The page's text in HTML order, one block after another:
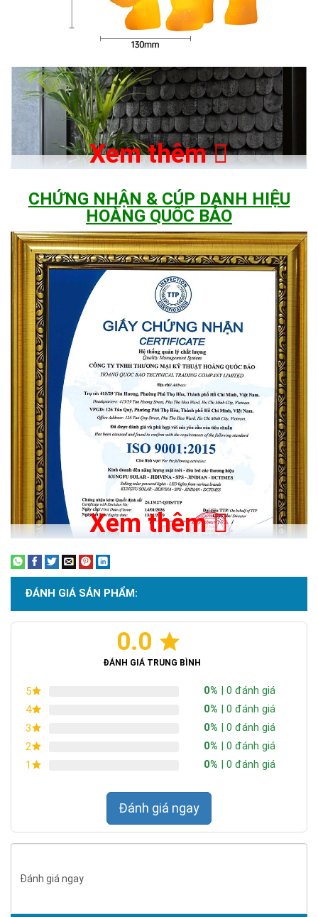
Xem thêm
CHỨNG NHẬN & CÚP DANH HIỆU
HOÀNG QUỐC BẢO
Chứng nhận ISO 9001:2015
Xem thêm
ĐÁNH GIÁ SẢN PHẨM:
0.0
ĐÁNH GIÁ TRUNG BÌNH
5 0% | 0 đánh giá
4
0% | 0 đánh giá
3
0% | 0 đánh giá
2
0% | 0 đánh giá
1
0% | 0 đánh giá
Đánh giá ngay
Đánh giá ngay